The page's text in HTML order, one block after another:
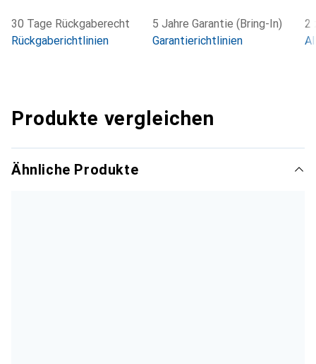
30 Tage Rückgaberecht
Rückgaberichtlinien
5 Jahre Garantie (Bring-In)
Garantierichtlinien
2
Produkte vergleichen
Ähnliche Produkte